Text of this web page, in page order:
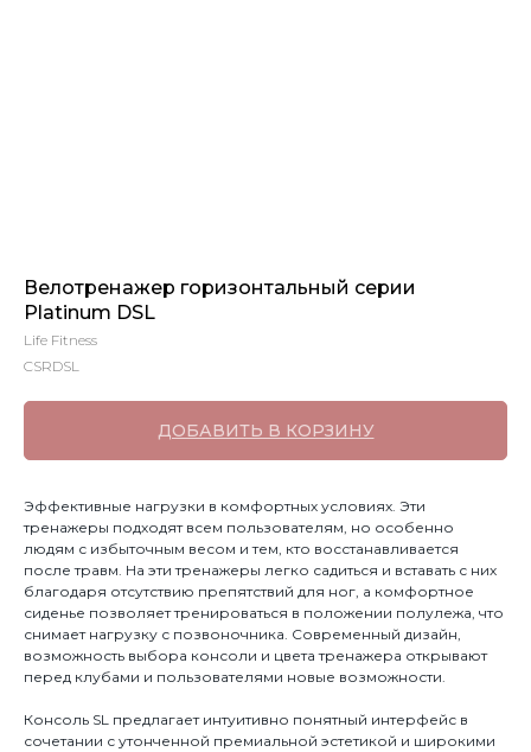
Велотренажер горизонтальный серии
Platinum DSL
Life Fitness
CSRDSL
ДОБАВИТЬ В КОРЗИНУ
Эффективные нагрузки в комфортных условиях. Эти
тренажеры подходят всем пользователям, но особенно
людям с избыточным весом и тем, кто восстанавливается
после травм. На эти тренажеры легко садиться и вставать с них
благодаря отсутствию препятствий для ног, а комфортное
сиденье позволяет тренироваться в положении полулежа, что
снимает нагрузку с позвоночника. Современный дизайн,
возможность выбора консоли и цвета тренажера открывают
перед клубами и пользователями новые возможности.
Консоль SL предлагает интуитивно понятный интерфейс в
сочетании с утонченной премиальной эстетикой и широкими